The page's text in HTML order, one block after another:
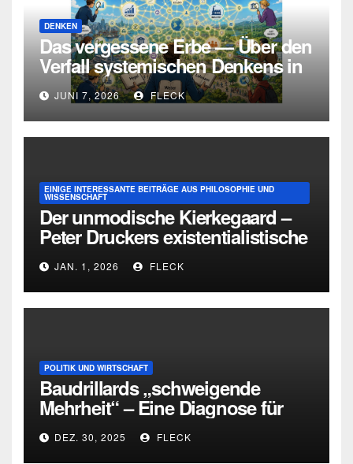
DENKEN
Das vergessene Erbe — Über den
Verfall systemischen Denkens in
Deutschland
JUNI 7, 2026 FLECK
EINIGE INTERESSANTE BEITRÄGE AUS PHILOSOPHIE UND
WISSENSCHAFT
Der unmodische Kierkegaard –
Peter Druckers existentialistische
Intervention von 1933
JAN. 1, 2026 FLECK
POLITIK UND WIRTSCHAFT
Baudrillards „schweigende
Mehrheit“ – Eine Diagnose für
heute
DEZ. 30, 2025 FLECK